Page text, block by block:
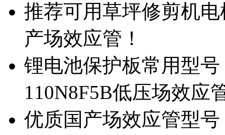
推荐可用草坪修剪机电
产场效应管！
锂电池保护板常用型号
110N8F5B低压场效应
优质国产场效应管型